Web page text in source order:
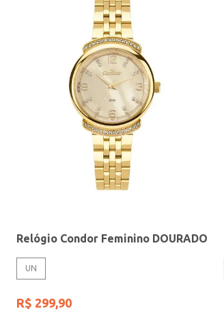
Relógio Condor Feminino DOURADO
UN
R$ 299,90